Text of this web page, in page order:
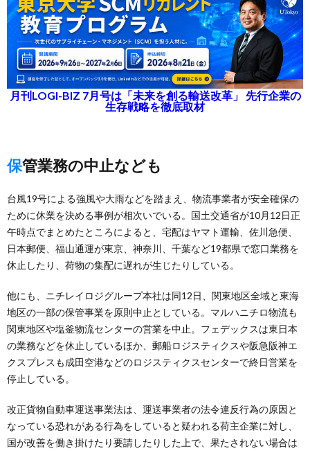
月刊LOGI-BIZ 7月号は「未来を創る輸送改革」 先行企業の
生存戦略を徹底取材
保管業務の中止なども
台風19号による強風や大雨などを踏まえ、物流事業者が安全確保の
ために休業を決める事例が相次いでいる。国土交通省が10月12日正
午時点でまとめたところによると、宅配はヤマト運輸、佐川急便、
日本郵便、福山通運が東京、神奈川、千葉など19都県で窓口業務を
休止したり、荷物の集配に遅れが生じたりしている。
他にも、ニチレイロジグループ本社は同12日、関東地区全域と東海
地区の一部の保管事業を原則中止としている。マルハニチロ物流も
関東地区や塩釜物流センターの営業を中止。フェデックスは東日本
の業務などを休止しているほか、郵船ロジスティクスや阪急阪神エ
クスプレスも成田空港などのロジスティクスセンターで終日営業を
停止している。
改正貨物自動車運送事業法は、運送事業者の法令違反行為の原因と
なっている恐れがある行為をしていると疑われる荷主企業に対し、
国が改善を働き掛けたり要請したりした上で、果たされない場合は